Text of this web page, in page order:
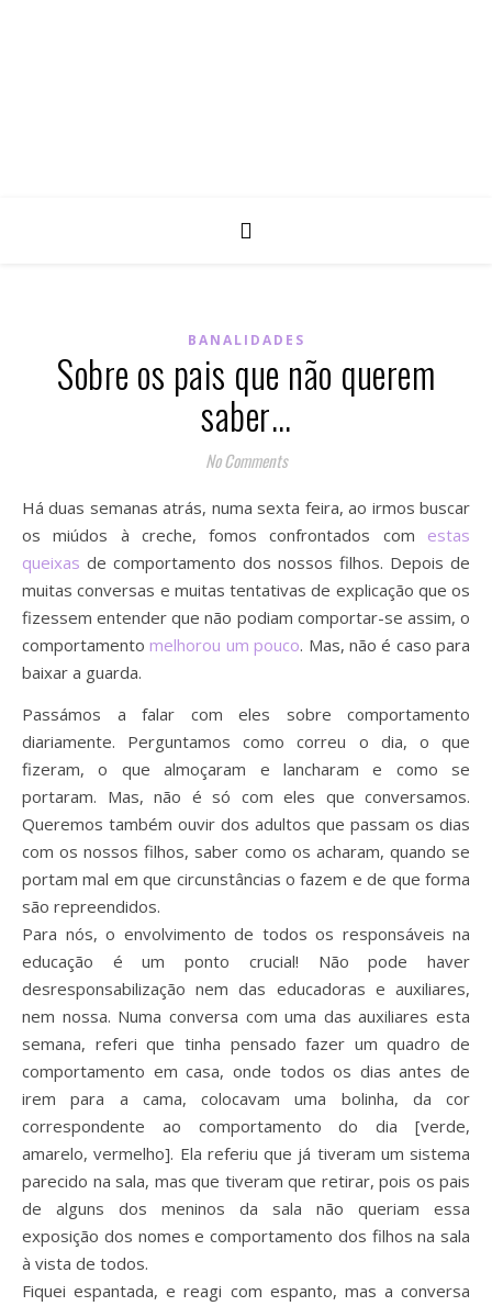
BANALIDADES
Sobre os pais que não querem
saber…
No Comments
Há duas semanas atrás, numa sexta feira, ao irmos buscar
os miúdos à creche, fomos confrontados com estas
queixas de comportamento dos nossos filhos. Depois de
muitas conversas e muitas tentativas de explicação que os
fizessem entender que não podiam comportar-se assim, o
comportamentomelhorou um pouco. Mas, não é caso para
baixar a guarda.
Passámos a falar com eles sobre comportamento
diariamente. Perguntamos como correu o dia, o que
fizeram, o que almoçaram e lancharam e como se
portaram. Mas, não é só com eles que conversamos.
Queremos também ouvir dos adultos que passam os dias
com os nossos filhos, saber como os acharam, quando se
portam mal em que circunstâncias o fazem e de que forma
são repreendidos.
Para nós, o envolvimento de todos os responsáveis na
educação é um ponto crucial! Não pode haver
desresponsabilização nem das educadoras e auxiliares,
nem nossa. Numa conversa com uma das auxiliares esta
semana, referi que tinha pensado fazer um quadro de
comportamento em casa, onde todos os dias antes de
irem para a cama, colocavam uma bolinha, da cor
correspondente ao comportamento do dia [verde,
amarelo, vermelho]. Ela referiu que já tiveram um sistema
parecido na sala, mas que tiveram que retirar, pois os pais
de alguns dos meninos da sala não queriam essa
exposição dos nomes e comportamento dos filhos na sala
à vista de todos.
Fiquei espantada, e reagi com espanto, mas a conversa